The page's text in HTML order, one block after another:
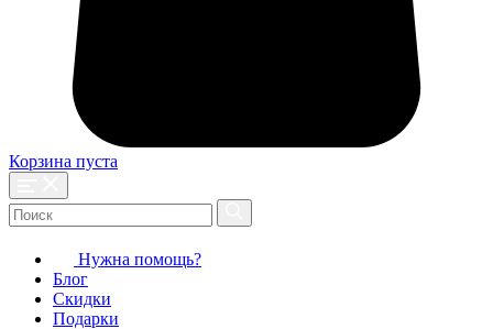
Корзина пуста
Нужна помощь?
Блог
Скидки
Подарки